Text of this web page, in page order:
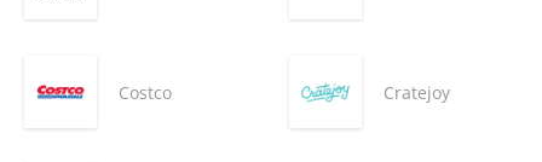
Costco Cratejoy